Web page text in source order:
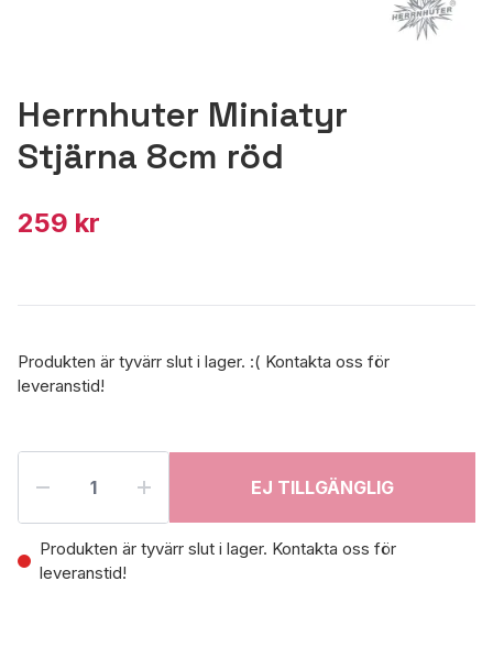
Herrnhuter Miniatyr
Stjärna 8cm röd
259 kr
Produkten är tyvärr slut i lager. :( Kontakta oss för
leveranstid!
EJ TILLGÄNGLIG
Produkten är tyvärr slut i lager. Kontakta oss för
leveranstid!